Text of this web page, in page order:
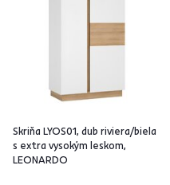
Skriňa LYOS01, dub riviera/biela
s extra vysokým leskom,
LEONARDO